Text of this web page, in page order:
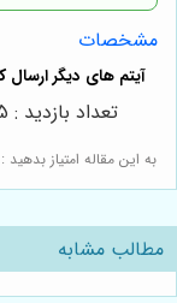
مشخصات
به این مقاله امتیاز بدهید :
تعداد بازدید : 725
مطالب مشابه